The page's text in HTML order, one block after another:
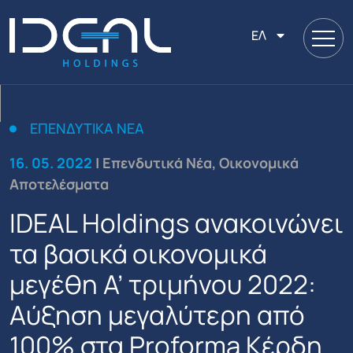
ΕΛ
ΕΠΕΝΔΥΤΙΚΆ ΝΈΑ
16. 05. 2022 | Επενδυτικά Νέα, Οικονομικά
Αποτελέσματα
IDEAL Holdings ανακοινώνει
τα βασικά οικονομικά
μεγέθη Α’ τριμήνου 2022:
Αύξηση μεγαλύτερη από
100% στα Proforma Κέρδη